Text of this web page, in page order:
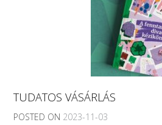
TUDATOS VÁSÁRLÁS
POSTED ON 2023-11-03